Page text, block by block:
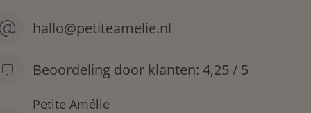
hallo@petiteamelie.nl
Beoordeling door klanten: 4,25 / 5
Petite Amélie